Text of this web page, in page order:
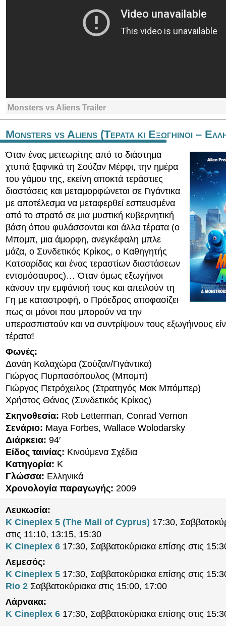
Monsters vs Aliens Trailer
Monsters vs Aliens (Τερατα κι Εξωγηινοι –
Όταν ένας μετεωρίτης από το διάστημα
χτυπά ξαφνικά τη Σούζαν Μέρφι, την ημέρα
του γάμου της, εκείνη αποκτά τεράστιες
διαστάσεις και μεταμορφώνεται σε Γιγάντικα
με αποτέλεσμα να μεταφερθεί εσπευσμένα
από το στρατό σε μια μυστική κυβερνητική
βάση όπου φυλάσσονται και άλλα τέρατα (ο
Μπομπ, μια άμορφη, ανεγκέφαλη μπλε
μάζα, ο Συνδετικός Κρίκος, ο Καθηγητής
Κατσαρίδας και ένας τεραστίων διαστάσεων
εντομόσαυρος)… Όταν όμως εξωγήινοι
κάνουν την εμφάνισή τους και απειλούν τη
Γη με καταστροφή, ο Πρόεδρος αποφασίζει
πως οι μόνοι που μπορούν να την
υπερασπιστούν και να συντρίψουν τους εξωγήινους
τέρατα!
Φωνές:
Δανάη Καλαχώρα (Σούζαν/Γιγάντικα)
Γιώργος Πυρπασόπουλος (Μπομπ)
Γιώργος Πετρόχειλος (Στρατηγός Μακ Μπόμπερ)
Χρήστος Θάνος (Συνδετικός Κρίκος)
Σκηνοθεσία: Rob Letterman, Conrad Vernon
Σενάριο: Maya Forbes, Wallace Wolodarsky
Διάρκεια: 94′
Είδος ταινίας: Κινούμενα Σχέδια
Κατηγορία: K
Γλώσσα: Ελληνικά
Χρονολογία παραγωγής: 2009
Λευκωσία:
K Cineplex 5 (The Mall of Cyprus) 17:30,
στις 11:10, 13:15, 15:30
K Cineplex 6 17:30, Σαββατοκύριακα επίσης στις
Λεμεσός:
K Cineplex 5 17:30, Σαββατοκύριακα επίσης στις
Rio 2 Σαββατοκύριακα στις 15:00, 17:00
Λάρνακα:
K Cineplex 6 17:30, Σαββατοκύριακα επίσης στις